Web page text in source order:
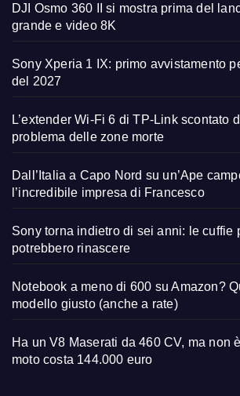
DJI Osmo 360 II si mostra prima del
grande e video 8K
Sony Xperia 1 IX: primo avvistamento
del 2027
L’extender Wi-Fi 6 di TP-Link scontato
problema delle zone morte
Dall’Italia a Capo Nord su un’Ape
l’incredibile impresa di Francesco
Sony torna indietro di sei anni: le cuffie
potrebbero rinascere
Notebook a meno di 600 su Amazon?
modello giusto (anche a rate)
Ha un V8 Maserati da 460 CV, ma non
moto costa 144.000 euro